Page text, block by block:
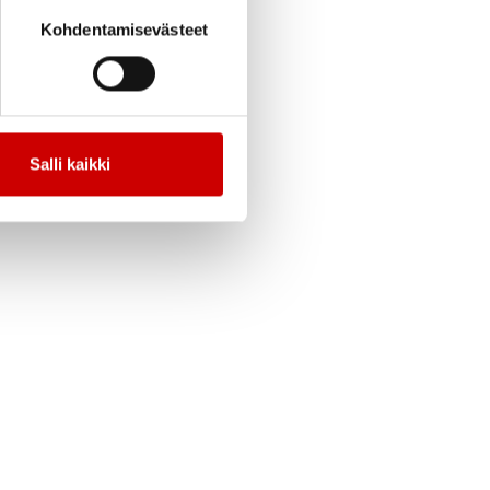
Kohdentamisevästeet
Salli kaikki